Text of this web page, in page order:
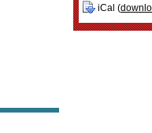
iCal (